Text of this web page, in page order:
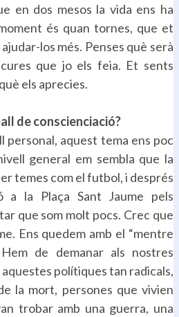
en dos mesos la vida ens ha
és quan tornes, que et
los més. Penses què serà
que jo els feia. Et sents
els aprecies.
de conscienciació?
personal, aquest tema ens poc
general em sembla que la
temes com el futbol, i després
a la Plaça Sant Jaume pels
que som molt pocs. Crec que
Ens quedem amb el “mentre
de demanar als nostres
polítiques tan radicals,
la mort, persones que vivien
trobar amb una guerra, una